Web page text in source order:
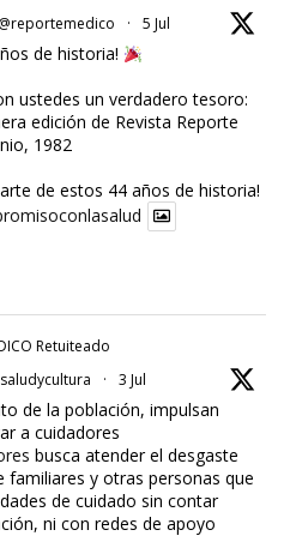
@reportemedico · 5 Jul
de historia!
ustedes un verdadero tesoro:
edición de Revista Reporte
1982
de estos 44 años de historia!
Retuiteado
· 3 Jul
de la población, impulsan
a cuidadores
busca atender el desgaste
familiares y otras personas que
de cuidado sin contar
ni con redes de apoyo